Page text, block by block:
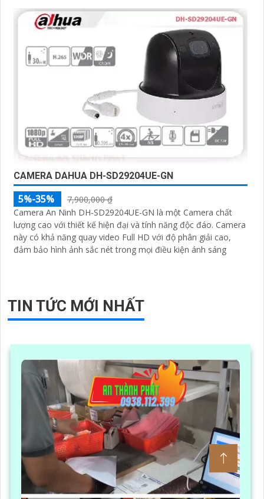
vào ban đêm
CAMERA DAHUA DH-SD29204UE-GN
5%-35%
7,900,000 ₫
Camera An Ninh DH-SD29204UE-GN là một Camera chất
lượng cao với thiết kế hiện đại và tính năng độc đáo. Camera
này có khả năng quay video Full HD với độ phân giải cao,
đảm bảo hình ảnh sắc nét trong mọi điều kiện ánh sáng
TIN TỨC MỚI NHẤT